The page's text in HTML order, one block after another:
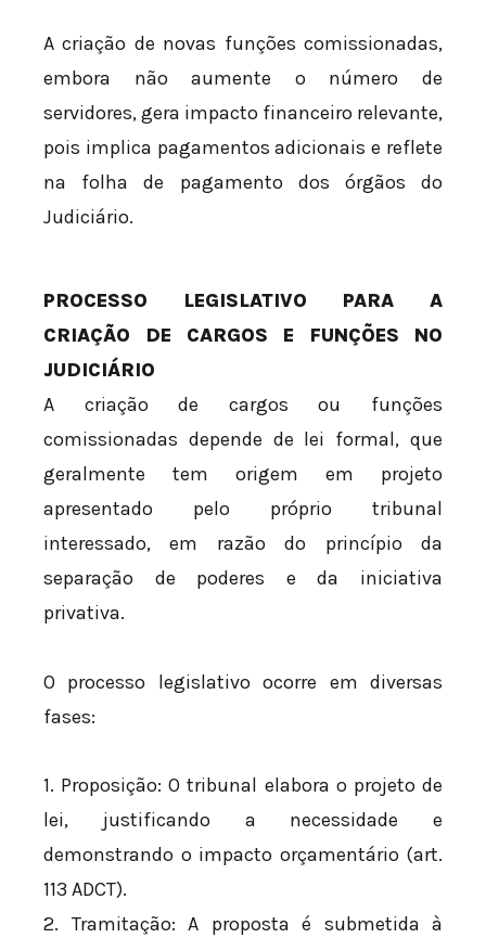
A criação de novas funções comissionadas,
embora não aumente o número de
servidores, gera impacto financeiro relevante,
pois implica pagamentos adicionais e reflete
na folha de pagamento dos órgãos do
Judiciário.
PROCESSO LEGISLATIVO PARA A
CRIAÇÃO DE CARGOS E FUNÇÕES NO
JUDICIÁRIO
A criação de cargos ou funções
comissionadas depende de lei formal, que
geralmente tem origem em projeto
apresentado pelo próprio tribunal
interessado, em razão do princípio da
separação de poderes e da iniciativa
privativa.
O processo legislativo ocorre em diversas
fases:
1. Proposição: O tribunal elabora o projeto de
lei, justificando a necessidade e
demonstrando o impacto orçamentário (art.
113 ADCT).
2. Tramitação: A proposta é submetida à